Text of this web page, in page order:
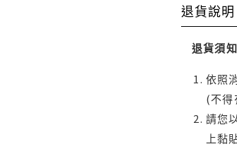
退貨說明
退貨須知
依照
(不得
請您
上黏